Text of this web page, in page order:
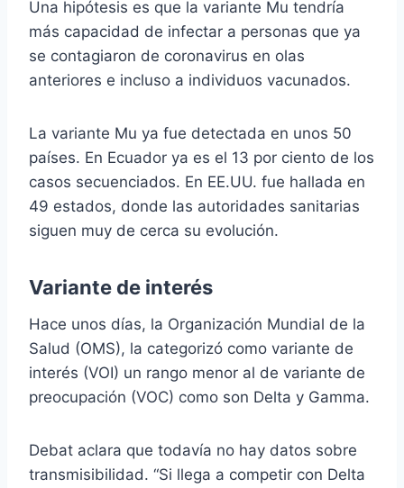
Una hipótesis es que la variante Mu tendría
más capacidad de infectar a personas que ya
se contagiaron de coronavirus en olas
anteriores e incluso a individuos vacunados.
La variante Mu ya fue detectada en unos 50
países. En Ecuador ya es el 13 por ciento de los
casos secuenciados. En EE.UU. fue hallada en
49 estados, donde las autoridades sanitarias
siguen muy de cerca su evolución.
Variante de interés
Hace unos días, la Organización Mundial de la
Salud (OMS), la categorizó como variante de
interés (VOI) un rango menor al de variante de
preocupación (VOC) como son Delta y Gamma.
Debat aclara que todavía no hay datos sobre
transmisibilidad. “Si llega a competir con Delta